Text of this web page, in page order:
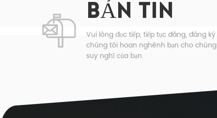
BẢN TIN
Vui lòng đọc tiếp, tiếp tục đăng, đăng
chúng tôi hoan nghênh bạn cho
suy nghĩ của bạn.